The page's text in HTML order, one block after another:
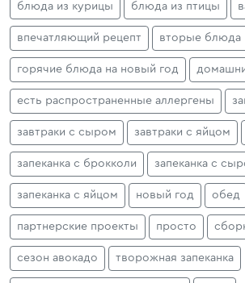
блюда из курицы блюда из птицы
впечатляющий рецепт вторые блюда
горячие блюда на новый год
есть распространенные аллергены
завтраки с сыром завтраки с яйцом
запеканка с брокколи запеканка с
запеканка с яйцом новый год обед
партнерские проекты просто
сезон авокадо творожная запеканка